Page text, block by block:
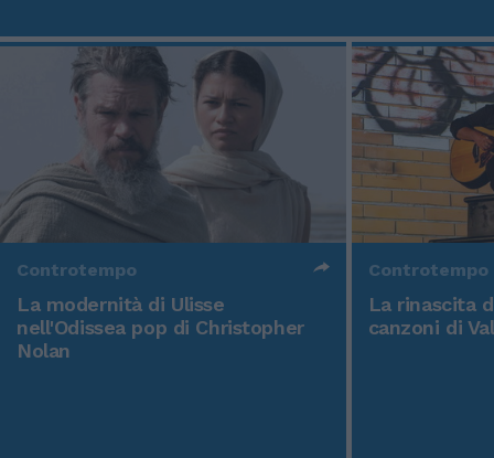
Controtempo
La modernità di Ulisse
nell'Odissea pop di Christopher
Nolan
Controtempo
La rinascita
canzoni di